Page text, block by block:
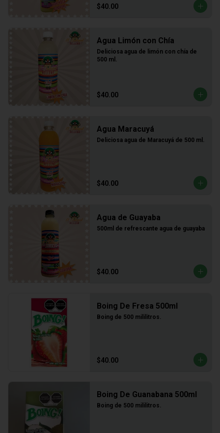
$40.00
Agua Limón con Chía
Deliciosa agua de limón con chía de
500 ml.
$40.00
Agua Maracuyá
Deliciosa agua de Maracuyá de 500 ml.
$40.00
Agua de Guayaba
500ml de refrescante agua de guayaba
$40.00
Boing De Fresa 500ml
Boing de 500 mililitros.
$40.00
Boing De Guanabana 500ml
Boing de 500 mililitros.